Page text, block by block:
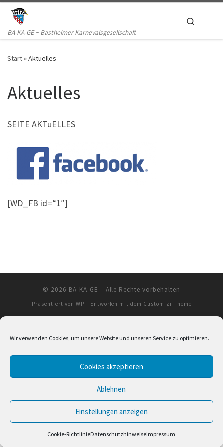
Wir verwenden Cookies, um unsere Website und unseren Service zu optimieren.
Cookies akzeptieren
Ablehnen
Einstellungen anzeigen
Cookie-RichtlinieDatenschutzhinweiseImpressum
Zum Inhalt springen
BA-KA-GE ~ Bastheimer Karnevalsgesellschaft
Search
Start»Aktuelles
Aktuelles
SEITE AKTuELLES
[WD_FB id=“1″]
© 2026 BA-KA-GE – Alle Rechte vorbehalten
Präsentiert von WP – Entworfen mit dem Customizr-Theme